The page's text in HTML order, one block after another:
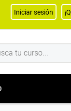
Iniciar sesión